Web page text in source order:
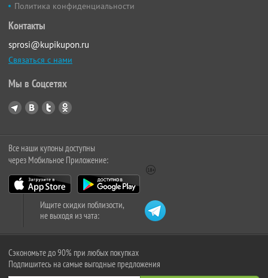
Политика конфиденциальности
Контакты
sprosi@kupikupon.ru
Связаться с нами
Мы в Соцсетях
Все наши купоны доступны
через Мобильное Приложение:
Ищите скидки поблизости,
не выходя из чата:
Сэкономьте до 90% при любых покупках
Подпишитесь на самые выгодные предложения